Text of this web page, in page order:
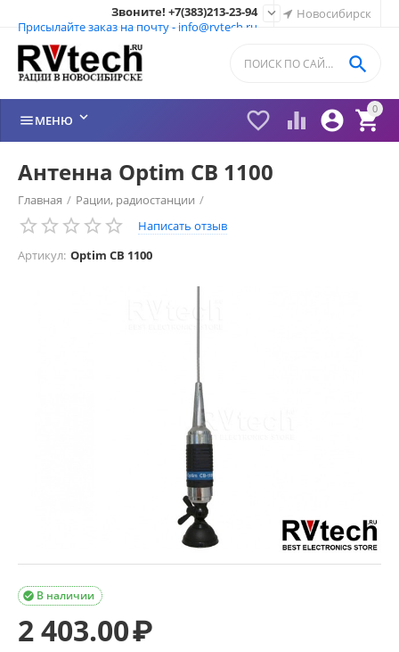
Новосибирск
Звоните! +7(383)213-23-94
Присылайте заказ на почту - info@rvtech.ru

0


 

МЕНЮ 
Антенна Optim СВ 1100
Главная / Рации, радиостанции /
Антенны СИ-БИ врезные, кронштейн
Написать отзыв
Артикул: Optim СВ 1100
В наличии

2 403.00₽